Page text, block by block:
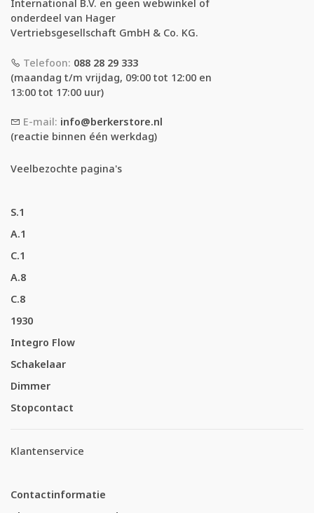
International B.V. en geen webwinkel of
onderdeel van Hager
Vertriebsgesellschaft GmbH & Co. KG.
Telefoon: 088 28 29 333
(maandag t/m vrijdag, 09:00 tot 12:00 en
13:00 tot 17:00 uur)
E-mail: info@berkerstore.nl
(reactie binnen één werkdag)
Veelbezochte pagina's
S.1
A.1
C.1
A.8
C.8
1930
Integro Flow
Schakelaar
Dimmer
Stopcontact
Klantenservice
Contactinformatie